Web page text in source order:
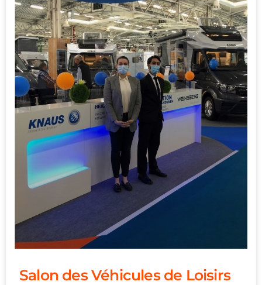
Salon des Véhicules de Loisirs